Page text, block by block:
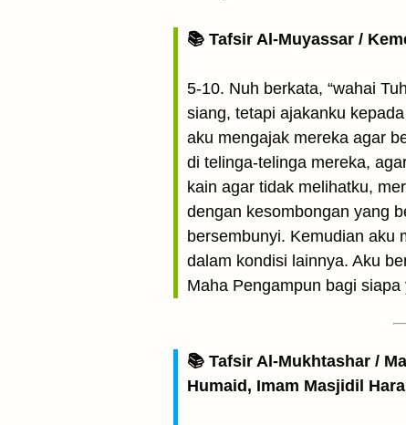
📚 Tafsir Al-Muyassar /
5-10. Nuh berkata, “wahai
siang, tetapi ajakanku
aku mengajak mereka agar
di telinga-telinga mereka,
kain agar tidak melihatku,
dengan kesombongan yang
bersembunyi. Kemudian aku
dalam kondisi lainnya. Aku
Maha Pengampun bagi
📚 Tafsir Al-Mukhtashar /
Humaid, Imam Masjidil